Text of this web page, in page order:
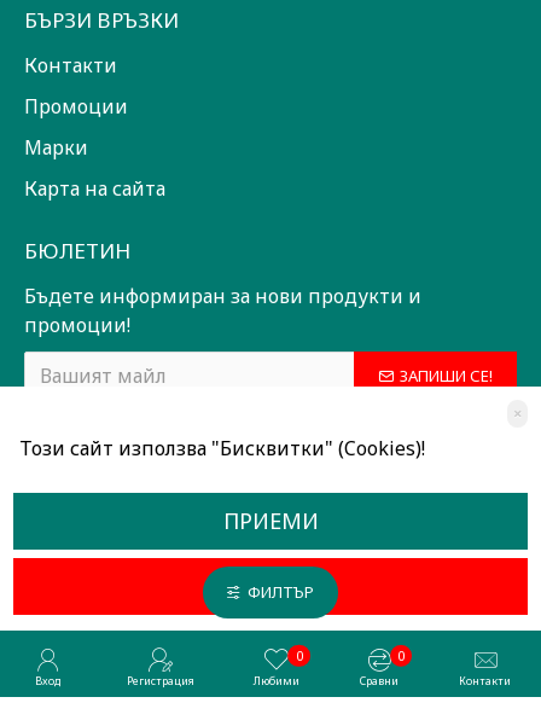
БЪРЗИ ВРЪЗКИ
Контакти
Промоции
Марки
Карта на сайта
БЮЛЕТИН
Бъдете информиран за нови продукти и
промоции!
ЗАПИШИ СЕ!
Всички права запазени © 2024, Радославов Мюзик Център
Разработено от OpenCart Bulgaria
×
Този сайт използва "Бисквитки" (Cookies)!
ПРИЕМИ
ОТКАЖИ
Вход Регистрация Любими
0
Сравни
0
Контакти
ФИЛТЪР